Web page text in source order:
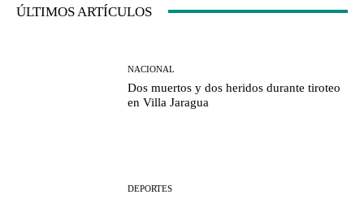
ÚLTIMOS ARTÍCULOS
NACIONAL
Dos muertos y dos heridos durante tiroteo
en Villa Jaragua
DEPORTES